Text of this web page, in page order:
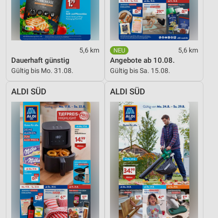
5,6 km
Dauerhaft günstig
Gültig bis Mo. 31.08.
5,6 km
Angebote ab 10.08.
Gültig bis Sa. 15.08.
ALDI SÜD ALDI SÜD
Notwendig
Performance
Funktional
Werbung